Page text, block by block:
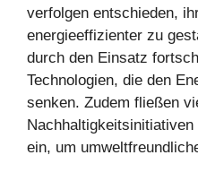
verfolgen entschieden,
energieeffizienter zu
durch den Einsatz
Technologien, die den
senken. Zudem fließen
ein, um